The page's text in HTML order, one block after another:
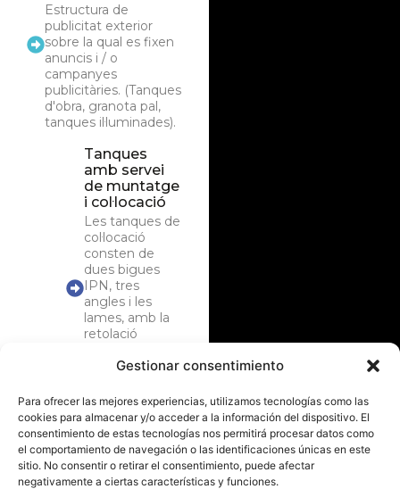
Gestionar consentimiento
Para ofrecer las mejores experiencias, utilizamos tecnologías como las
cookies para almacenar y/o acceder a la información del dispositivo. El
consentimiento de estas tecnologías nos permitirá procesar datos como
el comportamiento de navegación o las identificaciones únicas en este
sitio. No consentir o retirar el consentimiento, puede afectar
negativamente a ciertas características y funciones.
Estructura de
publicitat exterior
sobre la qual es fixen
anuncis i / o
campanyes
publicitàries. (Tanques
d'obra, granota pal,
tanques il·luminades).
Tanques
amb servei
de muntatge
i col·locació
Les tanques de
col·locació
consten de
dues bigues
IPN, tres
angles i les
lames, amb la
retolació
Aquesta tanca
directament a
la superfície
desitjada.
Tanques
sense